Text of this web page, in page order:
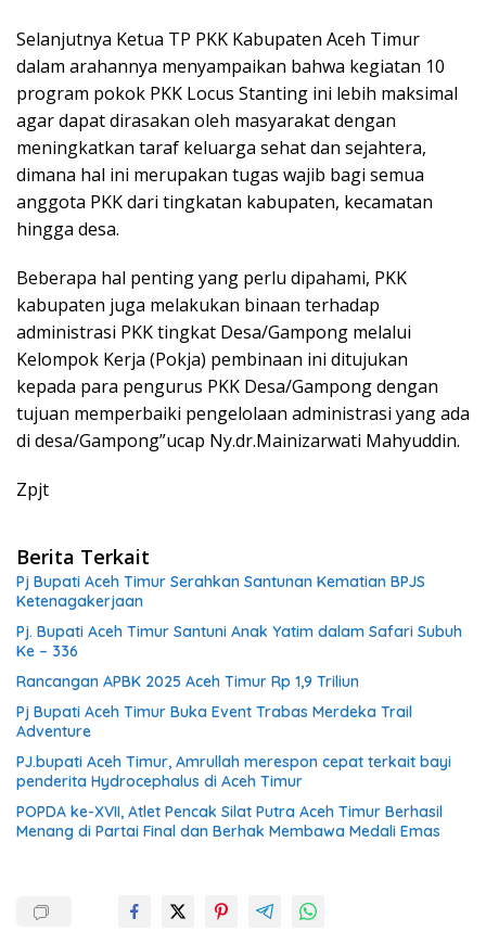
Selanjutnya Ketua TP PKK Kabupaten Aceh Timur
dalam arahannya menyampaikan bahwa kegiatan 10
program pokok PKK Locus Stanting ini lebih maksimal
agar dapat dirasakan oleh masyarakat dengan
meningkatkan taraf keluarga sehat dan sejahtera,
dimana hal ini merupakan tugas wajib bagi semua
anggota PKK dari tingkatan kabupaten, kecamatan
hingga desa.
Beberapa hal penting yang perlu dipahami, PKK
kabupaten juga melakukan binaan terhadap
administrasi PKK tingkat Desa/Gampong melalui
Kelompok Kerja (Pokja) pembinaan ini ditujukan
kepada para pengurus PKK Desa/Gampong dengan
tujuan memperbaiki pengelolaan administrasi yang ada
di desa/Gampong”ucap Ny.dr.Mainizarwati Mahyuddin.
Zpjt
Berita Terkait
Pj Bupati Aceh Timur Serahkan Santunan Kematian BPJS
Ketenagakerjaan
Pj. Bupati Aceh Timur Santuni Anak Yatim dalam Safari Subuh
Ke – 336
Rancangan APBK 2025 Aceh Timur Rp 1,9 Triliun
Pj Bupati Aceh Timur Buka Event Trabas Merdeka Trail
Adventure
PJ.bupati Aceh Timur, Amrullah merespon cepat terkait bayi
penderita Hydrocephalus di Aceh Timur
POPDA ke-XVII, Atlet Pencak Silat Putra Aceh Timur Berhasil
Menang di Partai Final dan Berhak Membawa Medali Emas